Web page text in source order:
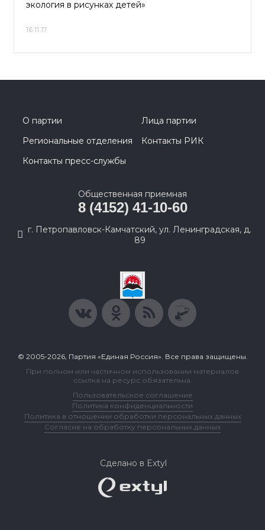
экология в рисунках детей»
16.11.17
О партии
Лица партии
Региональные отделения
Контакты РИК
Контакты пресс-службы
Общественная приемная
8 (4152) 41-10-60
г. Петропавловск-Камчатский, ул. Ленинградская, д.
89
© 2005-2026, Партия «Единая Россия». Все права защищены.
При полном или частичном использовании материалов
ссылка на ресурс обязательна.
Пользовательское соглашение
Политика конфиденциальности
Политика в отношении обработки персональных данных
Согласие на обработку персональных данных
Сделано в Extyl